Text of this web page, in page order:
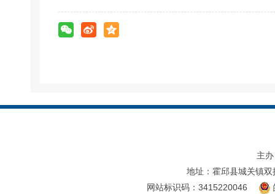
主
地址：霍邱县城关镇双
网站标识码：3415220046